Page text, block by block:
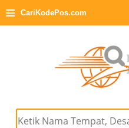
≡ CariKodePos.com